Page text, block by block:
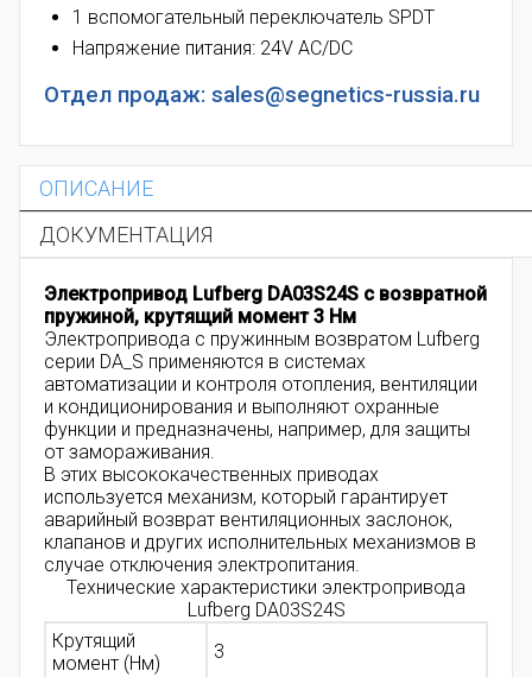
1 вспомогательный переключатель SPDT
Напряжение питания: 24V AC/DC
Отдел продаж: sales@segnetics-russia.ru
ОПИСАНИЕ
ДОКУМЕНТАЦИЯ
Электропривод Lufberg DA03S24S с возвратной
пружиной, крутящий момент 3 Нм
Электропривода с пружинным возвратом Lufberg
серии DA_S применяются в системах
автоматизации и контроля отопления, вентиляции
и кондиционирования и выполняют охранные
функции и предназначены, например, для защиты
от замораживания.
В этих высококачественных приводах
используется механизм, который гарантирует
аварийный возврат вентиляционных заслонок,
клапанов и других исполнительных механизмов в
случае отключения электропитания.
Технические характеристики электропривода
Lufberg DA03S24S
Крутящий
момент (Нм)
3